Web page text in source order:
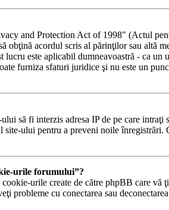
and Protection Act of 1998" (Actul
obţină acordul scris al părinţilor sau altă
lucru este aplicabil dumneavoastră - ca
furniza sfaturi juridice şi nu este un
să fi interzis adresa IP de pe care
site-ului pentru a preveni noile
urile forumului”?
cookie-urile create de către phpBB care
probleme cu conectarea sau